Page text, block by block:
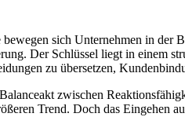
sich Unternehmen in
Der Schlüssel liegt in
zu übersetzen,
zwischen
Trend. Doch das Eingehen